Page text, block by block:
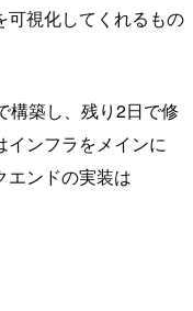
可視化してくれるもの
構築し、残り2日で修
インフラをメインに
エンドの実装は